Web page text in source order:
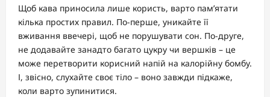
Щоб кава приносила лише користь, варто пам’ятати
кілька простих правил. По-перше, уникайте її
вживання ввечері, щоб не порушувати сон. По-друге,
не додавайте занадто багато цукру чи вершків – це
може перетворити корисний напій на калорійну бомбу.
І, звісно, слухайте своє тіло – воно завжди підкаже,
коли варто зупинитися.